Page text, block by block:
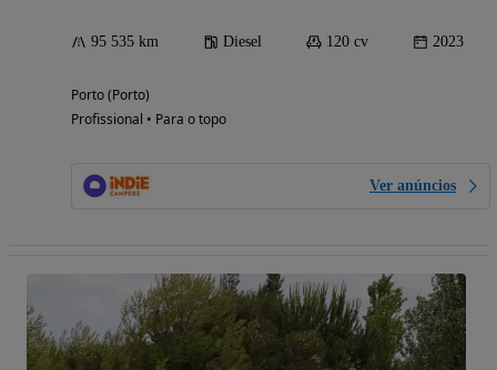
95 535 km Diesel 120 cv 2023
Porto (Porto)
Profissional • Para o topo
Ver anúncios